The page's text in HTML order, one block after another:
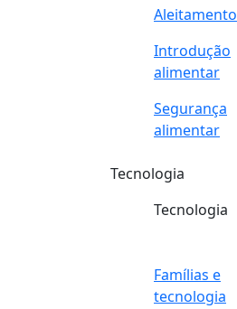
Aleitamento
Introdução
alimentar
Segurança
alimentar
Tecnologia
Tecnologia
Famílias e
tecnologia